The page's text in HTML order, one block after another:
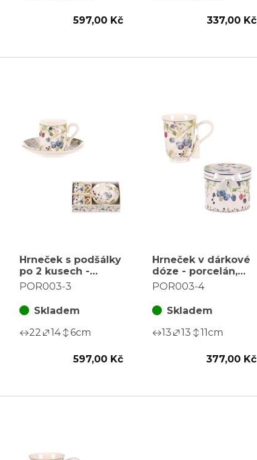
597,00 Kč 337,00 Kč
Hrneček s podšálky
po 2 kusech -
dárkový set,
lesními plody
POR003-3
Skladem
22
14 6cm
597,00 Kč
Hrneček v dárkové
dóze - porcelán,
bílý s lesními plody
POR003-4
Skladem
13
13 11cm
377,00 Kč